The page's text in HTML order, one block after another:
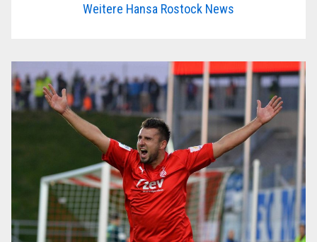
Weitere Hansa Rostock News